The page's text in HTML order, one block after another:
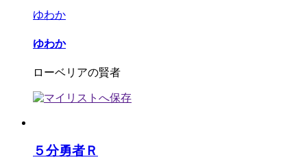
ゆわか
ゆわか
ローベリアの賢者
５分勇者Ｒ